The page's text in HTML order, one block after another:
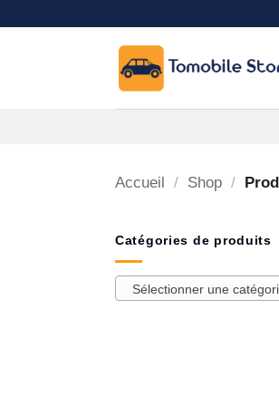
au
Accueil / Shop /
Catégories de produits
Sélectionner une